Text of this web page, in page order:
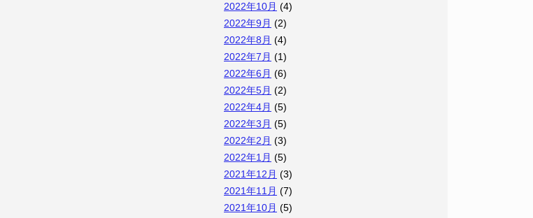
2022年10月 (4)
2022年9月 (2)
2022年8月 (4)
2022年7月 (1)
2022年6月 (6)
2022年5月 (2)
2022年4月 (5)
2022年3月 (5)
2022年2月 (3)
2022年1月 (5)
2021年12月 (3)
2021年11月 (7)
2021年10月 (5)